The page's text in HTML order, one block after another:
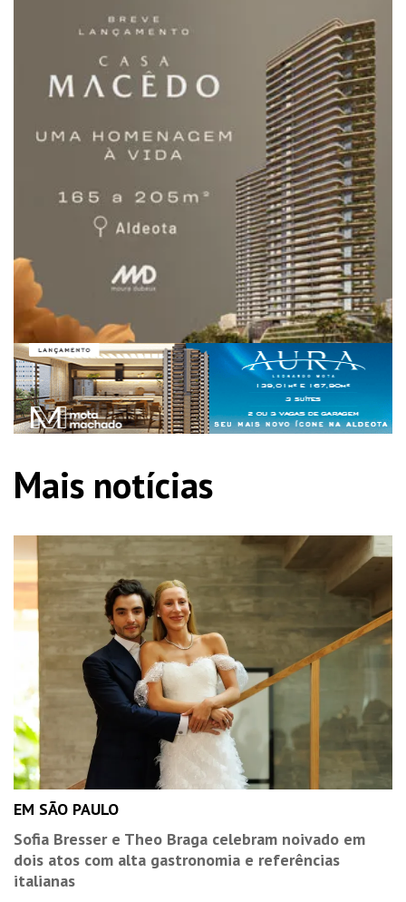
Mais notícias
EM SÃO PAULO
Sofia Bresser e Theo Braga celebram noivado em
dois atos com alta gastronomia e referências
italianas